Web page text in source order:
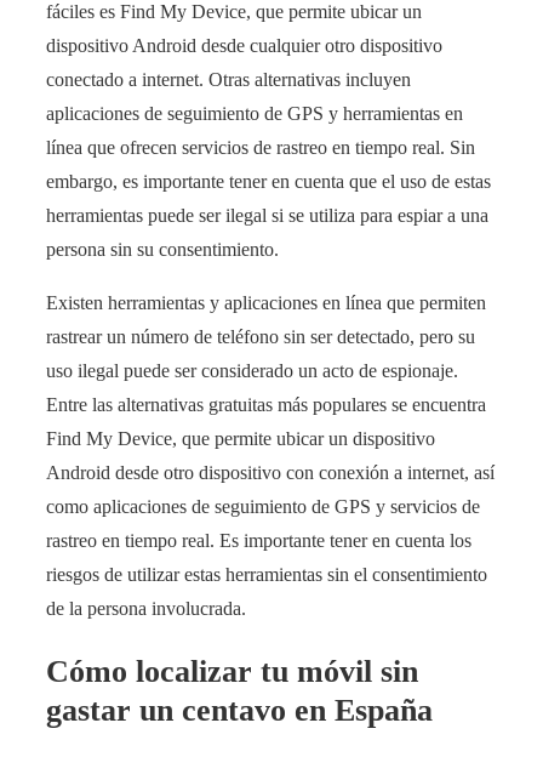
fáciles es Find My Device, que permite ubicar un
dispositivo Android desde cualquier otro dispositivo
conectado a internet. Otras alternativas incluyen
aplicaciones de seguimiento de GPS y herramientas en
línea que ofrecen servicios de rastreo en tiempo real. Sin
embargo, es importante tener en cuenta que el uso de estas
herramientas puede ser ilegal si se utiliza para espiar a una
persona sin su consentimiento.
Existen herramientas y aplicaciones en línea que permiten
rastrear un número de teléfono sin ser detectado, pero su
uso ilegal puede ser considerado un acto de espionaje.
Entre las alternativas gratuitas más populares se encuentra
Find My Device, que permite ubicar un dispositivo
Android desde otro dispositivo con conexión a internet, así
como aplicaciones de seguimiento de GPS y servicios de
rastreo en tiempo real. Es importante tener en cuenta los
riesgos de utilizar estas herramientas sin el consentimiento
de la persona involucrada.
Cómo localizar tu móvil sin
gastar un centavo en España